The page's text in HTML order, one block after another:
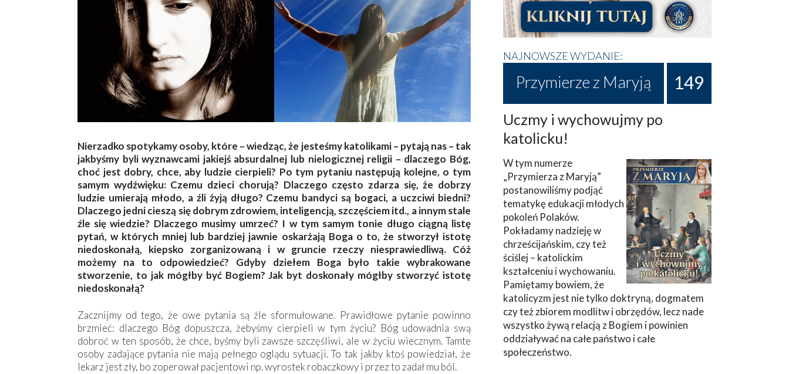
Nierzadko spotykamy osoby, które – wiedząc, że jesteśmy katolikami – pytają nas – tak
jakbyśmy byli wyznawcami jakiejś absurdalnej lub nielogicznej religii – dlaczego Bóg,
choć jest dobry, chce, aby ludzie cierpieli? Po tym pytaniu następują kolejne, o tym
samym wydźwięku: Czemu dzieci chorują? Dlaczego często zdarza się, że dobrzy
ludzie umierają młodo, a źli żyją długo? Czemu bandyci są bogaci, a uczciwi biedni?
Dlaczego jedni cieszą się dobrym zdrowiem, inteligencją, szczęściem itd., a innym stale
źle się wiedzie? Dlaczego musimy umrzeć? I w tym samym tonie długo ciągną listę
pytań, w których mniej lub bardziej jawnie oskarżają Boga o to, że stworzył istotę
niedoskonałą, kiepsko zorganizowaną i w gruncie rzeczy niesprawiedliwą. Cóż
możemy na to odpowiedzieć? Gdyby dziełem Boga było takie wybrakowane
stworzenie, to jak mógłby być Bogiem? Jak byt doskonały mógłby stworzyć istotę
niedoskonałą?
Zacznijmy od tego, że owe pytania są źle sformułowane. Prawidłowe pytanie powinno
brzmieć: dlaczego Bóg dopuszcza, żebyśmy cierpieli w tym życiu? Bóg udowadnia swą
dobroć w ten sposób, że chce, byśmy byli zawsze szczęśliwi, ale w życiu wiecznym. Tamte
osoby zadające pytania nie mają pełnego oglądu sytuacji. To tak jakby ktoś powiedział, że
lekarz jest zły, bo zoperował pacjentowi np. wyrostek robaczkowy i przez to zadał mu ból.
NAJNOWSZE WYDANIE:
Przymierze z Maryją 149
Uczmy i wychowujmy po
katolicku!
W tym numerze
„Przymierza z Maryją”
postanowiliśmy podjąć
tematykę edukacji młodych
pokoleń Polaków.
Pokładamy nadzieję w
chrześcijańskim, czy też
ściślej – katolickim
kształceniu i wychowaniu.
Pamiętamy bowiem, że
katolicyzm jest nie tylko doktryną, dogmatem
czy też zbiorem modlitw i obrzędów, lecz nade
wszystko żywą relacją z Bogiem i powinien
oddziaływać na całe państwo i całe
społeczeństwo.